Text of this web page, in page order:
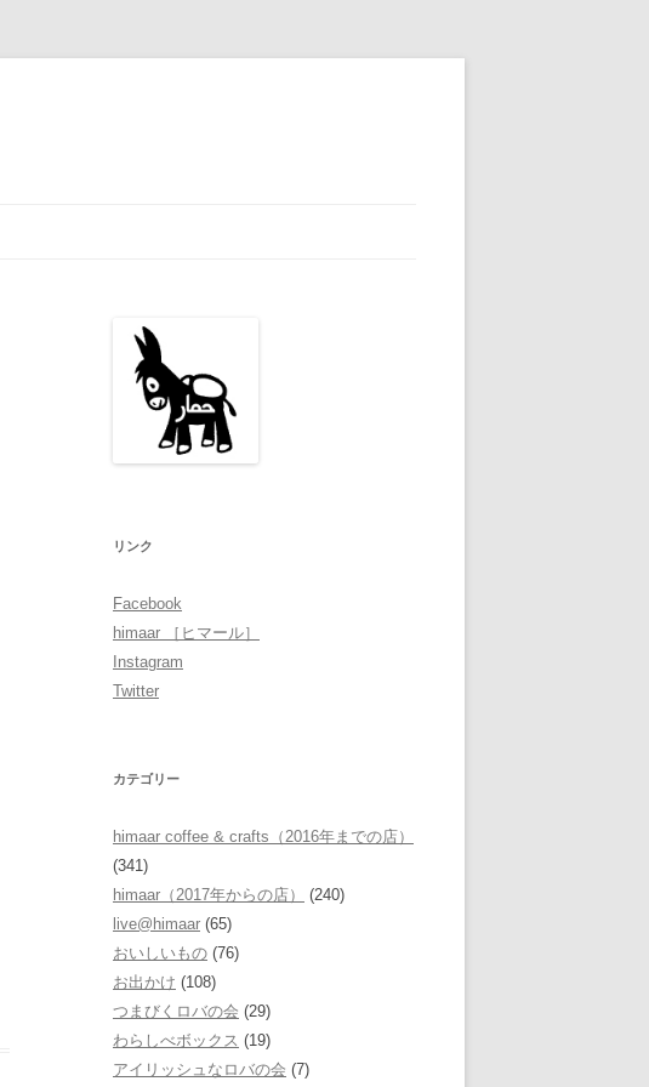
リンク
Facebook
himaar ［ヒマール］
Instagram
Twitter
カテゴリー
himaar coffee & crafts（2016年までの店）
(341)
himaar（2017年からの店）
(240)
live@himaar (65)
おいしいもの (76)
お出かけ (108)
つまびくロバの会 (29)
わらしべボックス (19)
アイリッシュなロバの会 (7)